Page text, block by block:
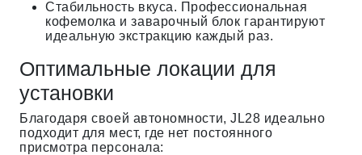
Стабильность вкуса. Профессиональная
кофемолка и заварочный блок гарантируют
идеальную экстракцию каждый раз.
Оптимальные локации для
установки
Благодаря своей автономности, JL28 идеально
подходит для мест, где нет постоянного
присмотра персонала: